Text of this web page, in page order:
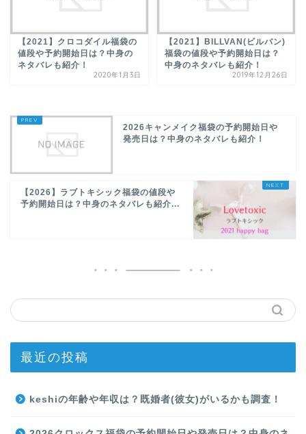
【2021】クロコダイル福袋の
値段や予約開始日は？中身の
ネタバレも紹介！
2020年1月3日
【2021】BILLVAN(ビルバン)
福袋の値段や予約開始日は？
中身のネタバレも紹介！
2019年12月26日
2026キャンメイク福袋の予約開始日や
発売日は？中身のネタバレも紹介！
【2026】ラブトキシック福袋の値段や
予約開始日は？中身のネタバレも紹介...
最近の投稿
keshiの年齢や年収は？既婚者(彼女)がいるかも調査！